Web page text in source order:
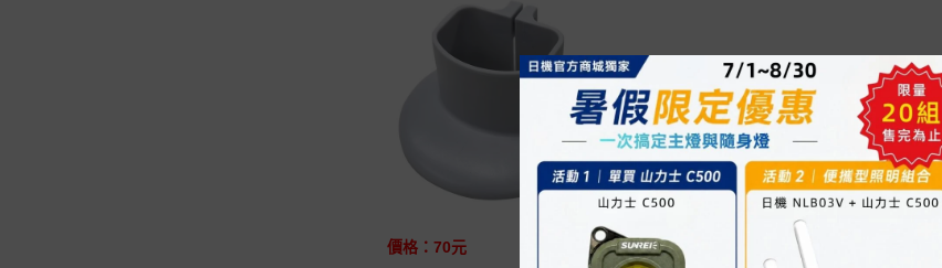
價格：70元